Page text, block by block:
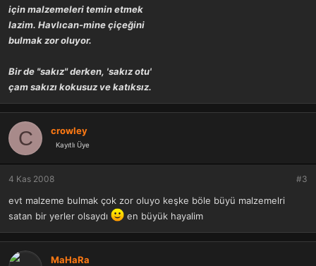
için malzemeleri temin etmek
lazim. Havlıcan-mine çiçeğini
bulmak zor oluyor.
Bir de "sakız" derken, 'sakız otu'
çam sakızıkokusuz ve katıksız.
C crowley
Kayıtlı Üye
4 Kas 2008 #3
evt malzeme bulmak çok zor oluyo keşke böle büyü malzemelri
satan bir yerler olsaydı
en büyük hayalim
MaHaRa